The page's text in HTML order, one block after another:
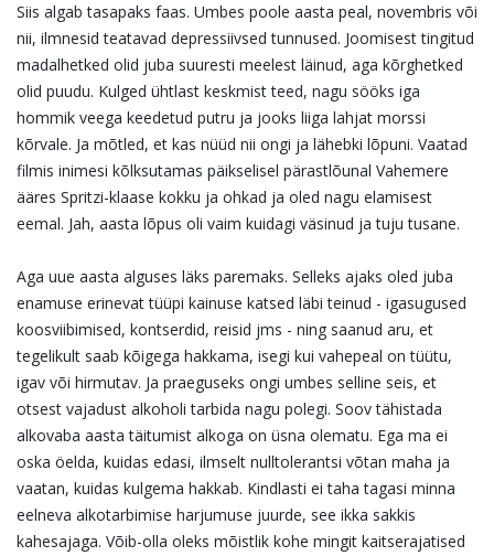
Siis algab tasapaks faas. Umbes poole aasta peal, novembris või
nii, ilmnesid teatavad depressiivsed tunnused. Joomisest tingitud
madalhetked olid juba suuresti meelest läinud, aga kõrghetked
olid puudu. Kulged ühtlast keskmist teed, nagu sööks iga
hommik veega keedetud putru ja jooks liiga lahjat morssi
kõrvale. Ja mõtled, et kas nüüd nii ongi ja lähebki lõpuni. Vaatad
filmis inimesi kõlksutamas päikselisel pärastlõunal Vahemere
ääres Spritzi-klaase kokku ja ohkad ja oled nagu elamisest
eemal. Jah, aasta lõpus oli vaim kuidagi väsinud ja tuju tusane.
Aga uue aasta alguses läks paremaks. Selleks ajaks oled juba
enamuse erinevat tüüpi kainuse katsed läbi teinud - igasugused
koosviibimised, kontserdid, reisid jms - ning saanud aru, et
tegelikult saab kõigega hakkama, isegi kui vahepeal on tüütu,
igav või hirmutav. Ja praeguseks ongi umbes selline seis, et
otsest vajadust alkoholi tarbida nagu polegi. Soov tähistada
alkovaba aasta täitumist alkoga on üsna olematu. Ega ma ei
oska öelda, kuidas edasi, ilmselt nulltolerantsi võtan maha ja
vaatan, kuidas kulgema hakkab. Kindlasti ei taha tagasi minna
eelneva alkotarbimise harjumuse juurde, see ikka sakkis
kahesajaga. Võib-olla oleks mõistlik kohe mingit kaitserajatised